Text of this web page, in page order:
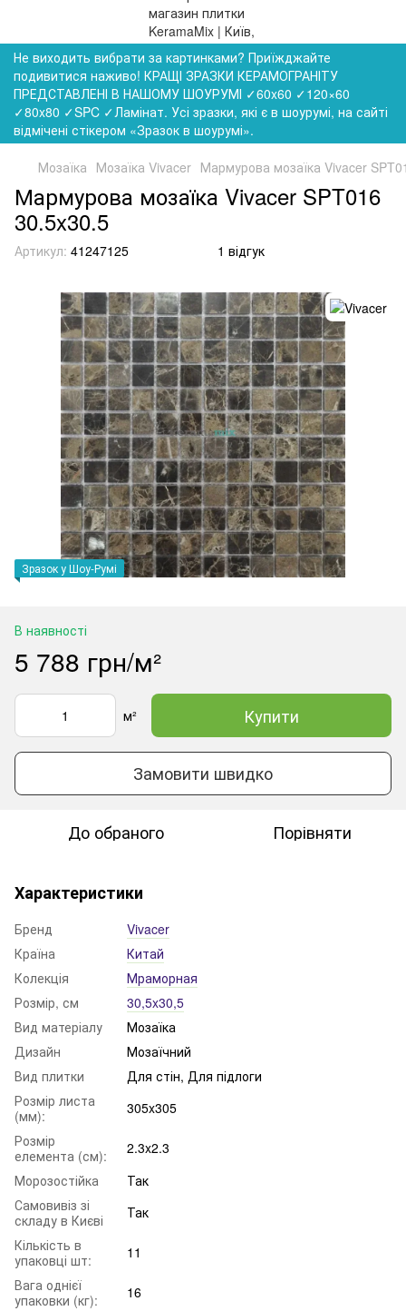
Не виходить вибрати за картинками? Приїжджайте
подивитися наживо! КРАЩІ ЗРАЗКИ КЕРАМОГРАНІТУ
ПРЕДСТАВЛЕНІ В НАШОМУ ШОУРУМІ ✓60x60 ✓120×60
✓80x80 ✓SPC ✓Ламінат. Усі зразки, які є в шоурумі, на сайті
відмічені стікером «Зразок в шоурумі».
Мозаїка Мозаїка Vivacer Мармурова мозаїка Vivacer
Мармурова мозаїка Vivacer SPT016
30.5x30.5
Артикул: 41247125 1 відгук
Зразок у Шоу-Румі
В наявності
5 788 грн/м²
м² Купити
Замовити швидко
До обраного Порівняти
Характеристики
Бренд
Vivacer
Країна
Китай
Колекція
Мраморная
Розмір, см
30,5x30,5
Вид матеріалу
Мозаїка
Дизайн
Мозаїчний
Вид плитки
Для стін, Для підлоги
Розмір листа
(мм):
305x305
Розмір
елемента (см):
2.3x2.3
Морозостійка
Так
Самовивіз зі
складу в Києві
Так
Кількість в
упаковці шт:
11
Вага однієї
упаковки (кг):
16